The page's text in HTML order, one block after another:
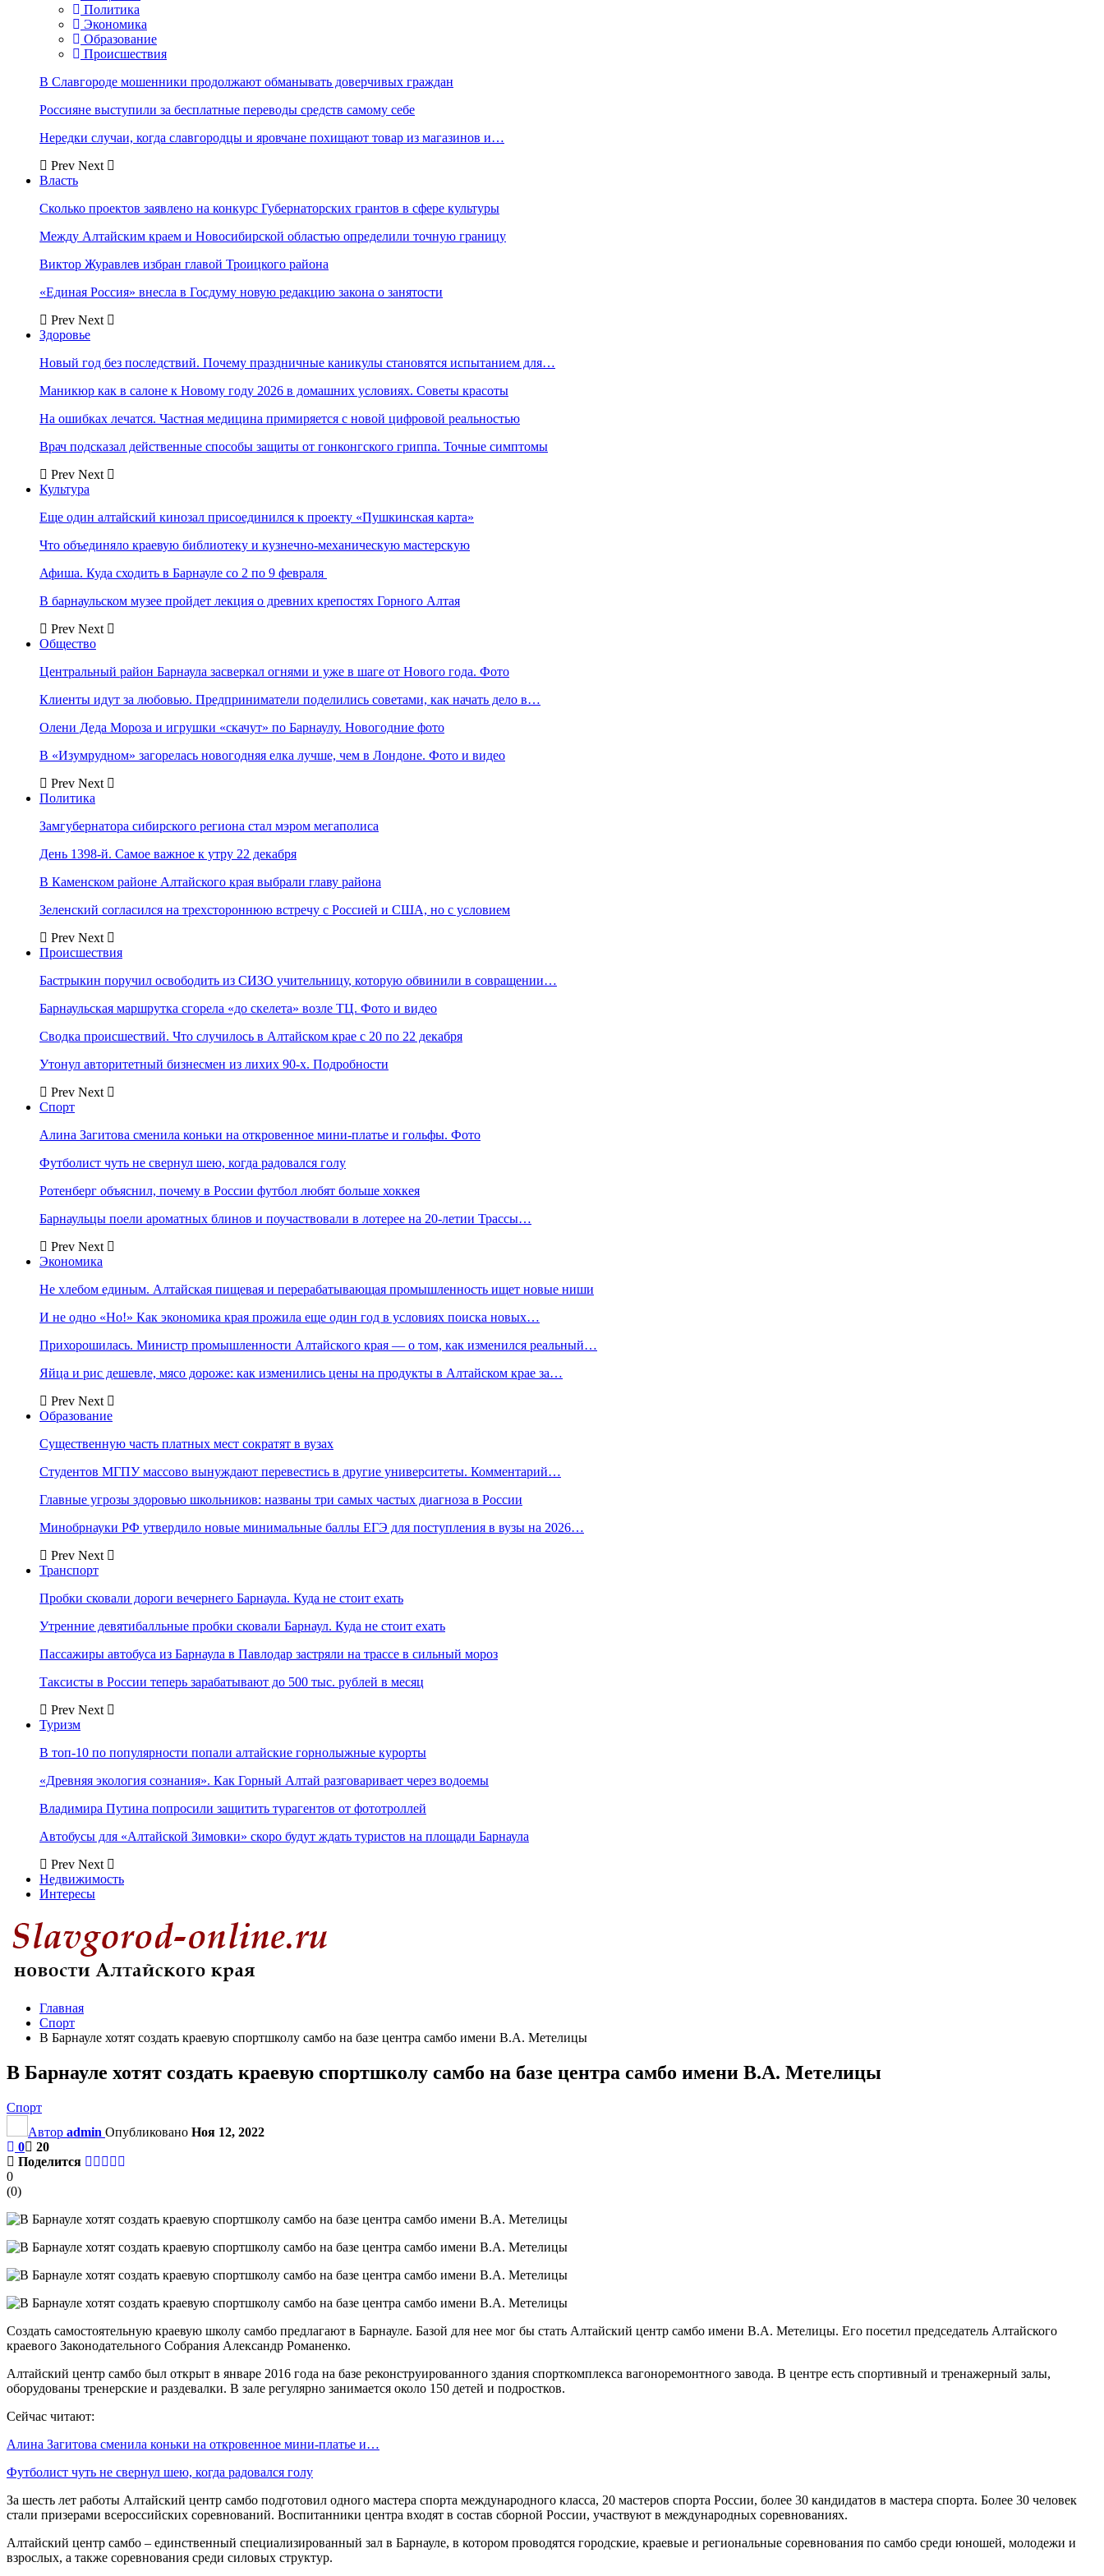
Политика
Экономика
Образование
Происшествия
В Славгороде мошенники продолжают обманывать доверчивых граждан
Россияне выступили за бесплатные переводы средств самому себе
Нередки случаи, когда славгородцы и яровчане похищают товар из магазинов и…
Prev Next
Власть
Сколько проектов заявлено на конкурс Губернаторских грантов в сфере культуры
Между Алтайским краем и Новосибирской областью определили точную границу
Виктор Журавлев избран главой Троицкого района
«Единая Россия» внесла в Госдуму новую редакцию закона о занятости
Prev Next
Здоровье
Новый год без последствий. Почему праздничные каникулы становятся испытанием для…
Маникюр как в салоне к Новому году 2026 в домашних условиях. Советы красоты
На ошибках лечатся. Частная медицина примиряется с новой цифровой реальностью
Врач подсказал действенные способы защиты от гонконгского гриппа. Точные симптомы
Prev Next
Культура
Еще один алтайский кинозал присоединился к проекту «Пушкинская карта»
Что объединяло краевую библиотеку и кузнечно-механическую мастерскую
Афиша. Куда сходить в Барнауле со 2 по 9 февраля
В барнаульском музее пройдет лекция о древних крепостях Горного Алтая
Prev Next
Общество
Центральный район Барнаула засверкал огнями и уже в шаге от Нового года. Фото
Клиенты идут за любовью. Предприниматели поделились советами, как начать дело в…
Олени Деда Мороза и игрушки «скачут» по Барнаулу. Новогодние фото
В «Изумрудном» загорелась новогодняя елка лучше, чем в Лондоне. Фото и видео
Prev Next
Политика
Замгубернатора сибирского региона стал мэром мегаполиса
День 1398-й. Самое важное к утру 22 декабря
В Каменском районе Алтайского края выбрали главу района
Зеленский согласился на трехстороннюю встречу с Россией и США, но с условием
Prev Next
Происшествия
Бастрыкин поручил освободить из СИЗО учительницу, которую обвинили в совращении…
Барнаульская маршрутка сгорела «до скелета» возле ТЦ. Фото и видео
Сводка происшествий. Что случилось в Алтайском крае с 20 по 22 декабря
Утонул авторитетный бизнесмен из лихих 90-х. Подробности
Prev Next
Спорт
Алина Загитова сменила коньки на откровенное мини-платье и гольфы. Фото
Футболист чуть не свернул шею, когда радовался голу
Ротенберг объяснил, почему в России футбол любят больше хоккея
Барнаульцы поели ароматных блинов и поучаствовали в лотерее на 20-летии Трассы…
Prev Next
Экономика
Не хлебом единым. Алтайская пищевая и перерабатывающая промышленность ищет новые ниши
И не одно «Но!» Как экономика края прожила еще один год в условиях поиска новых…
Прихорошилась. Министр промышленности Алтайского края — о том, как изменился реальный…
Яйца и рис дешевле, мясо дороже: как изменились цены на продукты в Алтайском крае за…
Prev Next
Образование
Существенную часть платных мест сократят в вузах
Студентов МГПУ массово вынуждают перевестись в другие университеты. Комментарий…
Главные угрозы здоровью школьников: названы три самых частых диагноза в России
Минобрнауки РФ утвердило новые минимальные баллы ЕГЭ для поступления в вузы на 2026…
Prev Next
Транспорт
Пробки сковали дороги вечернего Барнаула. Куда не стоит ехать
Утренние девятибалльные пробки сковали Барнаул. Куда не стоит ехать
Пассажиры автобуса из Барнаула в Павлодар застряли на трассе в сильный мороз
Таксисты в России теперь зарабатывают до 500 тыс. рублей в месяц
Prev Next
Туризм
В топ-10 по популярности попали алтайские горнолыжные курорты
«Древняя экология сознания». Как Горный Алтай разговаривает через водоемы
Владимира Путина попросили защитить турагентов от фототроллей
Автобусы для «Алтайской Зимовки» скоро будут ждать туристов на площади Барнаула
Prev Next
Недвижимость
Интересы
Главная
Спорт
В Барнауле хотят создать краевую спортшколу самбо на базе центра самбо имени В.А. Метелицы
В Барнауле хотят создать краевую спортшколу самбо на базе центра самбо имени В.А. Метелицы
Спорт
Автор admin Опубликовано Ноя 12, 2022
0
20
Поделится
0
(0)
Создать самостоятельную краевую школу самбо предлагают в Барнауле. Базой для нее мог бы стать Алтайский центр самбо имени В.А. Метелицы. Его посетил председатель Алтайского
краевого Законодательного Собрания Александр Романенко.
Алтайский центр самбо был открыт в январе 2016 года на базе реконструированного здания спорткомплекса вагоноремонтного завода. В центре есть спортивный и тренажерный залы,
оборудованы тренерские и раздевалки. В зале регулярно занимается около 150 детей и подростков.
Сейчас читают:
Алина Загитова сменила коньки на откровенное мини-платье и…
Футболист чуть не свернул шею, когда радовался голу
За шесть лет работы Алтайский центр самбо подготовил одного мастера спорта международного класса, 20 мастеров спорта России, более 30 кандидатов в мастера спорта. Более 30 человек
стали призерами всероссийских соревнований. Воспитанники центра входят в состав сборной России, участвуют в международных соревнованиях.
Алтайский центр самбо – единственный специализированный зал в Барнауле, в котором проводятся городские, краевые и региональные соревнования по самбо среди юношей, молодежи и
взрослых, а также соревнования среди силовых структур.